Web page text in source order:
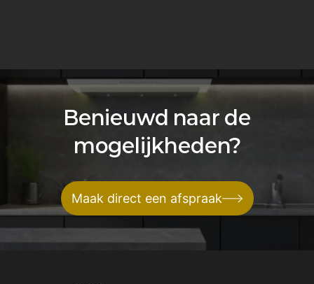
Benieuwd naar de
mogelijkheden?
Maak direct een afspraak